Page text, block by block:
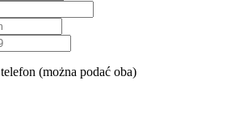
(można podać oba)